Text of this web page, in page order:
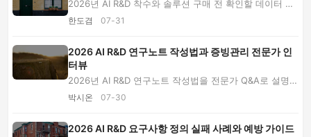
2026년 AI R&D 착수와 솔루션 구매 전 확인할 데이터 등
급, 계약 조건, 계정 보안, 개인정보 시험, 사고...
한도겸 07-31
2026 AI R&D 연구노트 작성법과 증빙관리 전문가 인
터뷰
2026년 AI R&D 연구노트 작성법을 전문가 Q&A로 설명합
니다. 데이터·코드·모델 실험 기록부터 전자연구...
박시온 07-30
2026 AI R&D 요구사항 정의 실패 사례와 예방 가이드